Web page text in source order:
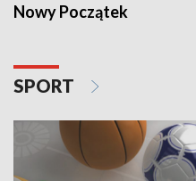
Nowy Początek
SPORT